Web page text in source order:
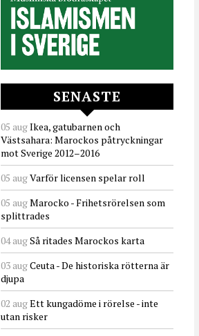
SENASTE
05 augIkea, gatubarnen och
Västsahara: Marockos påtryckningar
mot Sverige 2012–2016
05 augVarför licensen spelar roll
05 augMarocko - Frihetsrörelsen som
splittrades
04 augSå ritades Marockos karta
03 augCeuta - De historiska rötterna är
djupa
02 augEtt kungadöme i rörelse - inte
utan risker